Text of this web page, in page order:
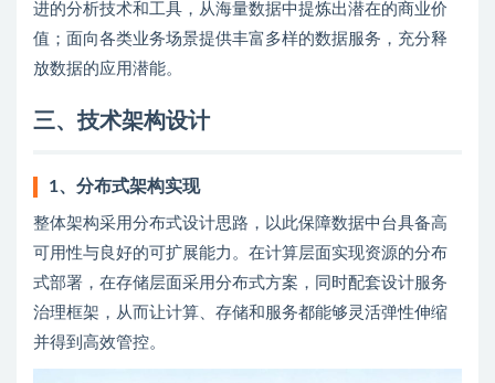
进的分析技术和工具，从海量数据中提炼出潜在的商业价
值；面向各类业务场景提供丰富多样的数据服务，充分释
放数据的应用潜能。
三、技术架构设计
1、分布式架构实现
整体架构采用分布式设计思路，以此保障数据中台具备高
可用性与良好的可扩展能力。在计算层面实现资源的分布
式部署，在存储层面采用分布式方案，同时配套设计服务
治理框架，从而让计算、存储和服务都能够灵活弹性伸缩
并得到高效管控。